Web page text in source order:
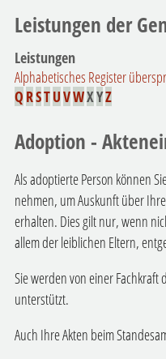
Leistungen der
Leistungen
Alphabetisches Register
Q RSTUVWXYZ
Adoption -
Als adoptierte Person können
nehmen, um Auskunft über
erhalten. Dies gilt nur, wenn
allem der leiblichen Eltern,
Sie werden von einer
unterstützt.
Auch Ihre Akten beim